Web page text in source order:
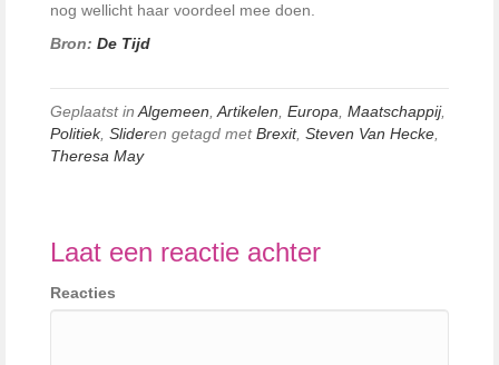
nog wellicht haar voordeel mee doen.
Bron: De Tijd
Geplaatst in Algemeen Artikelen Europa Maatschappij,
Politiek, Slideren getagd metBrexit, Steven Van Hecke
Theresa May
Laat een reactie achter
Reacties